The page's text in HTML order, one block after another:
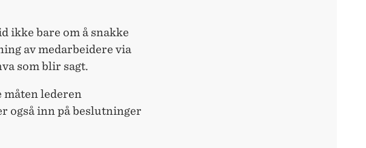
bare om å snakke
av medarbeidere via
som blir sagt.
lederen
også inn på beslutninger